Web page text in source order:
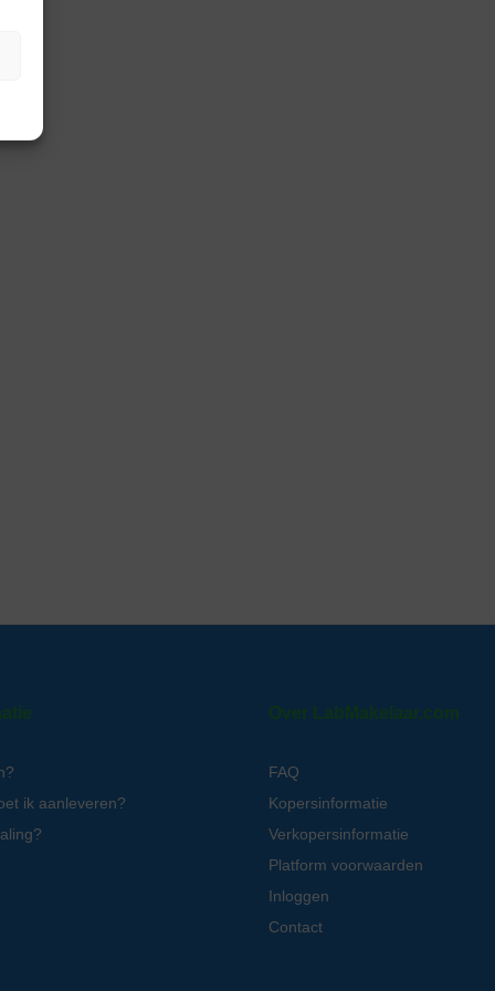
ik aanleveren?
Over LabMakelaar.com
FAQ
Kopersinformatie
Verkopersinformatie
Platform voorwaarden
Inloggen
Contact